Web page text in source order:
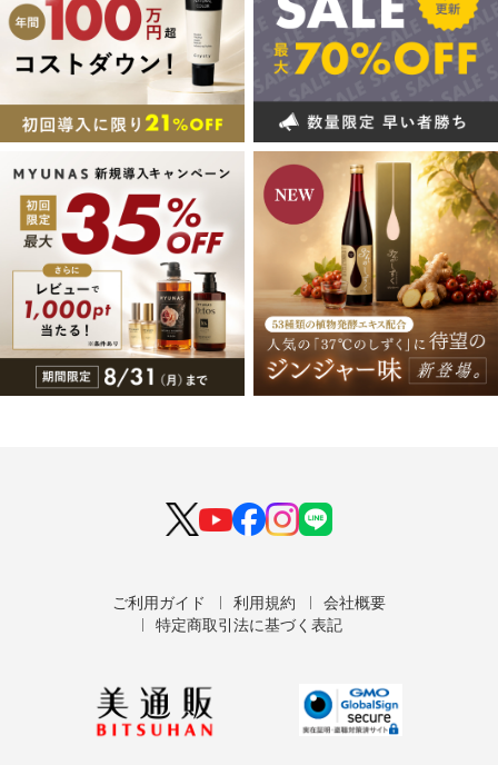
ご利用ガイド 利用規約
会社概要
特定商取引法に基づく表記